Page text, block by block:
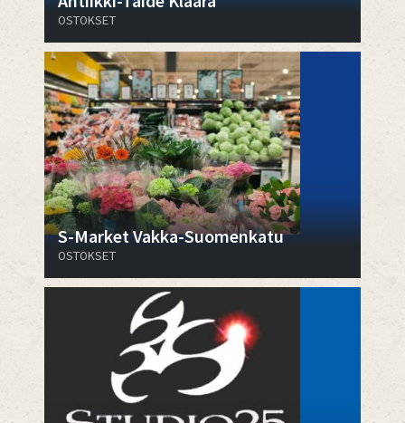
OSTOKSET
S-Market Vakka-Suomenkatu
OSTOKSET